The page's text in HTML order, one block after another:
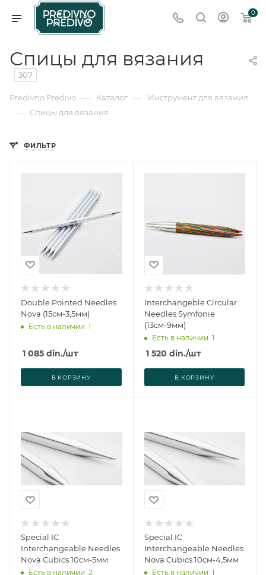
0
Спицы для вязания
307
Predivno Predivo — Каталог — Инструмент для вязания
— Спицы для вязания
ФИЛЬТР
Double Pointed Needles
Nova (15см-3,5мм)
Есть в наличии: 1
1 085 din./шт
В КОРЗИНУ
Interchangeble Circular
Needles Symfonie
(13см-9мм)
Есть в наличии: 1
1 520 din./шт
В КОРЗИНУ
Special IC
Interchangeable Needles
Nova Cubics 10см-5мм
Есть в наличии: 2
Special IC
Interchangeable Needles
Nova Cubics 10см-4,5мм
Есть в наличии: 1